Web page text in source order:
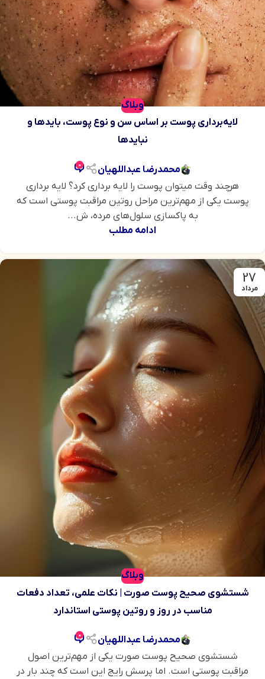
وبلاگ
لایه‌برداری پوست بر اساس سن و نوع پوست، بایدها و
نبایدها
محمدرضا عبداللهیان 0
هرچند وقت میتوان پوست را لایه برداری کرد؟ لایه‌ برداری
پوست یکی از مهم‌ترین مراحل روتین مراقبت پوستی است که
به پاکسازی سلول‌های مرده، ش...
ادامه مطلب
27
مرداد
وبلاگ
شستشوی صحیح پوست صورت | نکات علمی، تعداد دفعات
مناسب در روز و روتین پوستی استاندارد
محمدرضا عبداللهیان 0
شستشوی صحیح پوست صورت یکی از مهم‌ترین اصول
مراقبت پوستی است. اما پرسش رایج این است که چند بار در